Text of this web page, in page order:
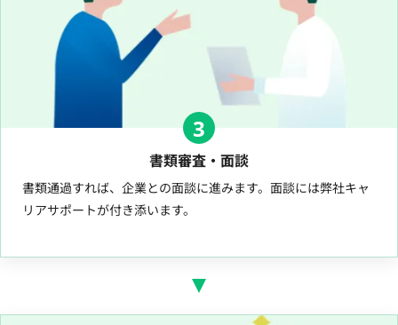
3
書類審査・面談
書類通過すれば、企業との面談に進みます。面談には弊社キャ
リアサポートが付き添います。